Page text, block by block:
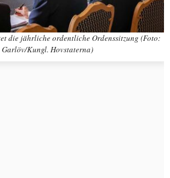
die jährliche ordentliche Ordenssitzung (Foto:
Kungl. Hovstaterna)